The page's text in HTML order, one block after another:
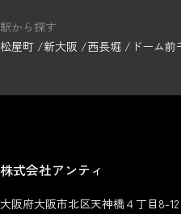
駅から探す
松屋町 新大阪 西長堀 ドーム
株式会社アンティ
大阪府大阪市北区天神橋４丁目8-